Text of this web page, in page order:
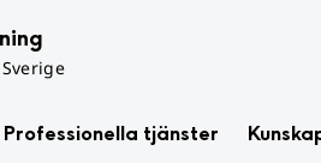
Professionella tjänster